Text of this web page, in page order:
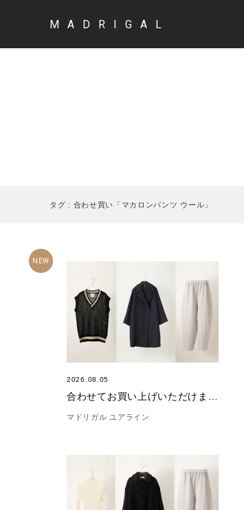
MADRIGAL
タグ : 合わせ買い「マカロンパンツ ウール」
NEW
2026.08.05
マドリガル ユアライン